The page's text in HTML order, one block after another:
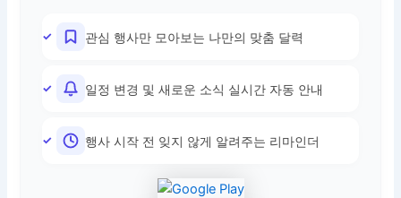
관심 행사만 모아보는 나만의 맞춤 달력
일정 변경 및 새로운 소식 실시간 자동 안내
행사 시작 전 잊지 않게 알려주는 리마인더